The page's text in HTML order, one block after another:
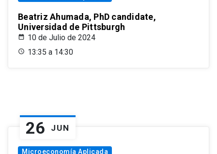
Beatriz Ahumada, PhD candidate,
Universidad de Pittsburgh
10 de Julio de 2024
13:35 a 14:30
26 JUN
Microeconomía Aplicada